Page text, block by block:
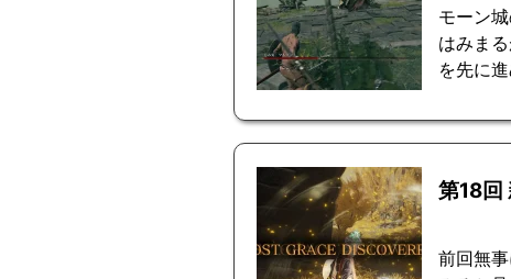
モーン
はみま
を先に
第18回
前回無